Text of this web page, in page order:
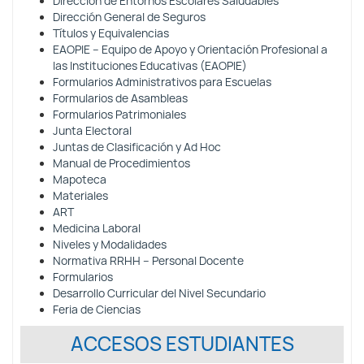
Dirección General de Seguros
Títulos y Equivalencias
EAOPIE – Equipo de Apoyo y Orientación Profesional a
las Instituciones Educativas (EAOPIE)
Formularios Administrativos para Escuelas
Formularios de Asambleas
Formularios Patrimoniales
Junta Electoral
Juntas de Clasificación y Ad Hoc
Manual de Procedimientos
Mapoteca
Materiales
ART
Medicina Laboral
Niveles y Modalidades
Normativa RRHH – Personal Docente
Formularios
Desarrollo Curricular del Nivel Secundario
Feria de Ciencias
ACCESOS ESTUDIANTES